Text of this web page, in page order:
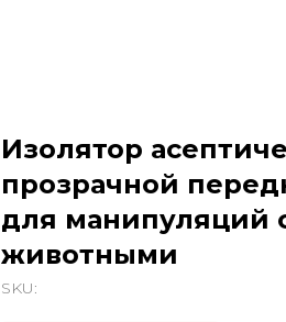
Изолятор
прозрачной
для манипуляций
животными
SKU: